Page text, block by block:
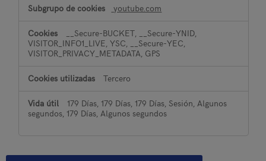
youtube.com
__Secure-BUCKET, __Secure-YNID,
VISITOR_INFO1_LIVE, YSC, __Secure-YEC,
VISITOR_PRIVACY_METADATA, GPS
Tercero
179 Días, 179 Días, 179 Días, Sesión, Algunos
segundos, 179 Días, Algunos segundos